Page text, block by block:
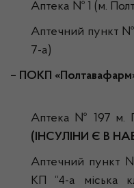
Аптека № 1 (м.
Аптечний пункт №
7-а)
– ПОКП
Аптека № 197 м.
(ІНСУЛІНИ Є В
Аптечний пункт №
КП “4-а міська